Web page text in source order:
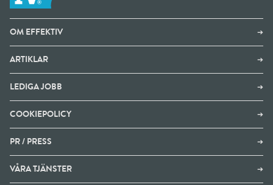
OM EFFEKTIV ➔
ARTIKLAR ➔
LEDIGA JOBB ➔
COOKIEPOLICY ➔
PR / PRESS ➔
VÅRA TJÄNSTER ➔